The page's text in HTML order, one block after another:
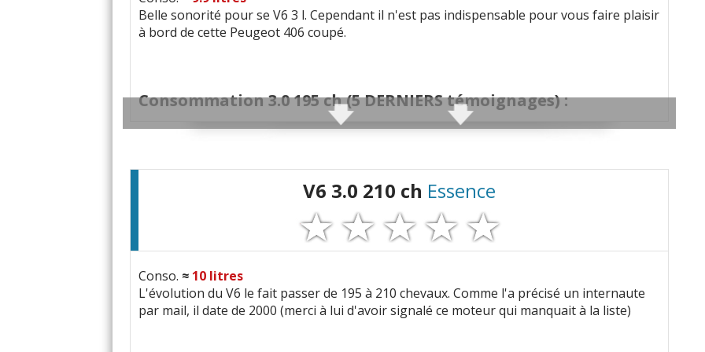
Belle sonorité pour se V6 3 l. Cependant il n'est pas indispensable pour vous faire plaisir
à bord de cette Peugeot 406 coupé.
Consommation 3.0 195 ch (5 DERNIERStémoignages) :
10-11l/100(V6 3.0 195 ch 210 000 km boîte manuelle phase 1 1997 V6 194)
(V6 3.0 195 ch 260000 kms Essence/GPL)
(V6 3.0 195 ch BVM 143000 1997 ++)
DERNIERproblème signalé :
Amplificateur, les hauts parleurs bug parfois. Poulie damper.(V6 3.0 195 ch 210 000
V6 3.0 210 ch Essence
Conso. ≈ 10 litres
L'évolution du V6 le fait passer de 195 à 210 chevaux. Comme l'a précisé un internaute
par mail, il date de 2000 (merci à lui d'avoir signalé ce moteur qui manquait à la liste)